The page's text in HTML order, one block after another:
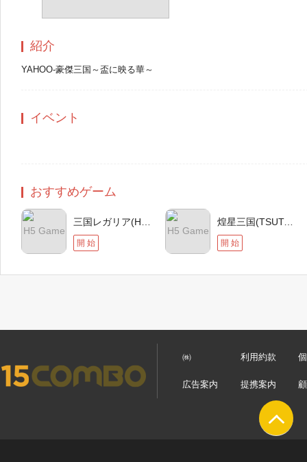
紹介
YAHOO-豪傑三国～盃に映る華～
イベント
おすすめゲーム
H5 Game
開 始
H5 Game
煌星三国(TSUTAYA)
開 始
㈱ 利用約款
広告案内 提携案内